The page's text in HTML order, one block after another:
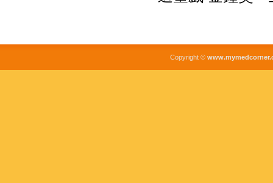
Copyright ©